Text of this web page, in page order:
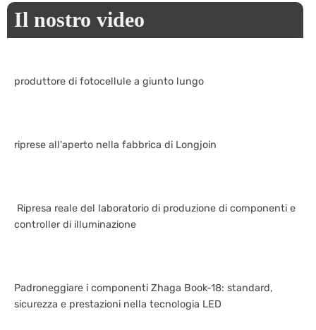
Il nostro video
produttore di fotocellule a giunto lungo
riprese all'aperto nella fabbrica di Longjoin
Ripresa reale del laboratorio di produzione di componenti e
controller di illuminazione
Padroneggiare i componenti Zhaga Book-18: standard,
sicurezza e prestazioni nella tecnologia LED